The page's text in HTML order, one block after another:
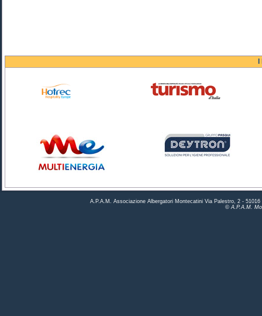
A.P.A.M. Associazione Albergatori Montecatini Via Palestro, 2 -
© A.P.A.M.